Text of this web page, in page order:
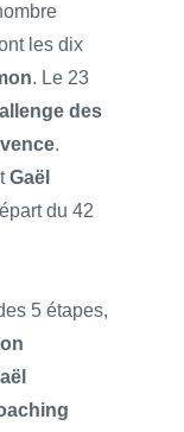
les dix
. Le 23
des
.
Gaël
du 42
5 étapes,